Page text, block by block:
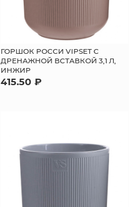
ГОРШОК РОССИ VIPSET С
ДРЕНАЖНОЙ ВСТАВКОЙ 3,1 Л,
ИНЖИР
415.50 ₽